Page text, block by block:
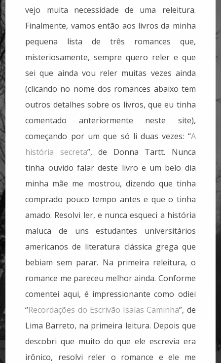
vejo muita necessidade de uma releitura.
Finalmente, vamos então aos livros da minha
pequena lista de três romances que,
misteriosamente, sempre quero reler e que
sei que ainda vou reler muitas vezes ainda
(clicando no nome dos romances abaixo tem
outros detalhes sobre os livros, que eu tinha
comentado anteriormente neste site),
começando por um que só li duas vezes: “A
história secreta”, de Donna Tartt. Nunca
tinha ouvido falar deste livro e um belo dia
minha mãe me mostrou, dizendo que tinha
comprado pouco tempo antes e que o tinha
amado. Resolvi ler, e nunca esqueci a história
maluca de uns estudantes universitários
americanos de literatura clássica grega que
bebiam sem parar. Na primeira releitura, o
romance me pareceu melhor ainda. Conforme
comentei aqui, é impressionante como odiei
“Recordações do Escrivão Isaías Caminha”, de
Lima Barreto, na primeira leitura. Depois que
descobri que muito do que ele escrevia era
irônico, resolvi reler o romance e ele me